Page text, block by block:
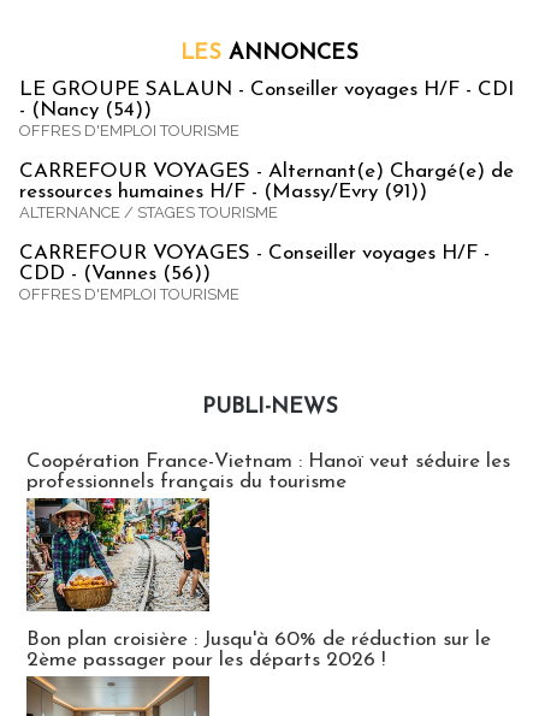
LES ANNONCES
LE GROUPE SALAUN - Conseiller voyages H/F - CDI
- (Nancy (54))
OFFRES D'EMPLOI TOURISME
CARREFOUR VOYAGES - Alternant(e) Chargé(e) de
ressources humaines H/F - (Massy/Evry (91))
ALTERNANCE / STAGES TOURISME
CARREFOUR VOYAGES - Conseiller voyages H/F -
CDD - (Vannes (56))
OFFRES D'EMPLOI TOURISME
PUBLI-NEWS
Coopération France-Vietnam : Hanoï veut séduire les
professionnels français du tourisme
Bon plan croisière : Jusqu'à 60% de réduction sur le
2ème passager pour les départs 2026 !